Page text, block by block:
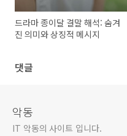
드라마 종이달 결말 해석: 숨겨
진 의미와 상징적 메시지
댓글
악동
IT 악동의 사이트 입니다.